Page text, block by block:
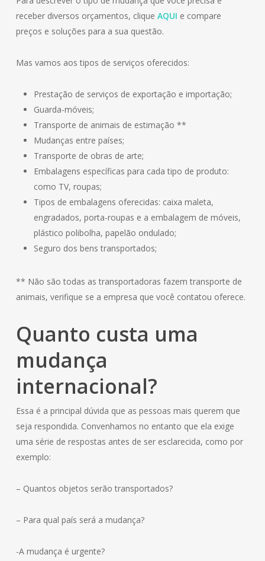
receber diversos orçamentos, clique AQUI e compare
preços e soluções para a sua questão.
Mas vamos aos tipos de serviços oferecidos:
Prestação de serviços de exportação e importação;
Guarda-móveis;
Transporte de animais de estimação **
Mudanças entre países;
Transporte de obras de arte;
Embalagens específicas para cada tipo de produto:
como TV, roupas;
Tipos de embalagens oferecidas: caixa maleta,
engradados, porta-roupas e a embalagem de móveis,
plástico polibolha, papelão ondulado;
Seguro dos bens transportados;
** Não são todas as transportadoras fazem transporte de
animais, verifique se a empresa que você contatou oferece.
Quanto custa uma
mudança
internacional?
Essa é a principal dúvida que as pessoas mais querem que
seja respondida. Convenhamos no entanto que ela exige
uma série de respostas antes de ser esclarecida, como por
exemplo:
– Quantos objetos serão transportados?
– Para qual país será a mudança?
-A mudança é urgente?